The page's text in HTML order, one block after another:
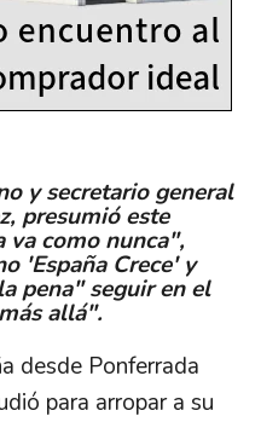
y secretario general
presumió este
va como nunca",
'España Crece' y
pena" seguir en el
allá".
desde Ponferrada
para arropar a su